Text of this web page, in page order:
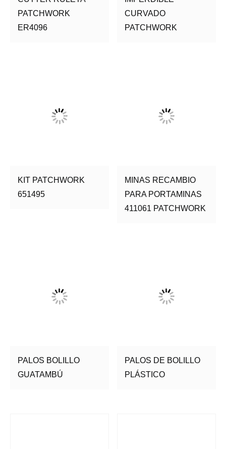
PATCHWORK
ER4096
CURVADO
PATCHWORK
KIT PATCHWORK
651495
MINAS RECAMBIO
PARA PORTAMINAS
411061 PATCHWORK
PALOS BOLILLO
GUATAMBÚ
PALOS DE BOLILLO
PLÁSTICO